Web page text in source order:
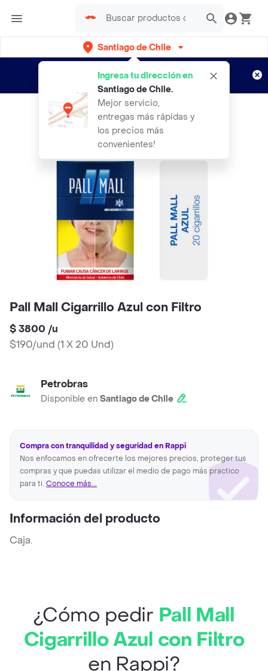
Santiago de Chile
Ingresa tu dirección en
Santiago de Chile.
Mejor servicio,
entregas más rápidas y
los precios más
convenientes!
envíos gratis por semanas
Aplican TyC
Pall Mall Cigarrillo Azul con Filtro
$ 3800 /u
$190/und (1 X 20 Und)
Petrobras
Disponible en Santiago de Chile
Compra con tranquilidad y seguridad en Rappi
Nos enfocamos en ofrecerte los mejores precios, proteger tus
compras y que puedas utilizar el medio de pago más practico
para ti. Conoce más...
Información del producto
Caja.
¿Cómo pedir Pall Mall
Cigarrillo Azul con Filtro
en Rappi?